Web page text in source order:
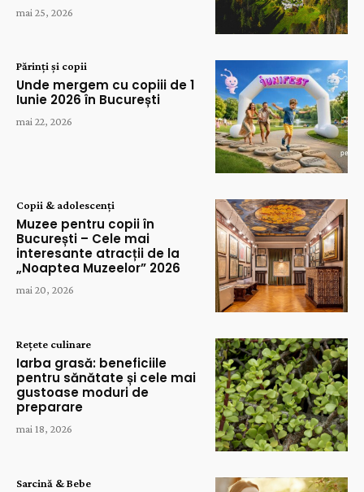
mai 25, 2026
Părinți și copii
Unde mergem cu copiii de 1
Iunie 2026 în București
mai 22, 2026
Copii & adolescenți
Muzee pentru copii în
București – Cele mai
interesante atracții de la
„Noaptea Muzeelor” 2026
mai 20, 2026
Rețete culinare
Iarba grasă: beneficiile
pentru sănătate și cele mai
gustoase moduri de
preparare
mai 18, 2026
Sarcină & Bebe